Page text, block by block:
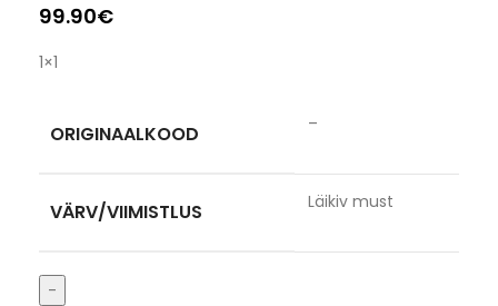
99.90€
1×1
ORIGINAALKOOD –
VÄRV/VIIMISTLUS Läikiv must